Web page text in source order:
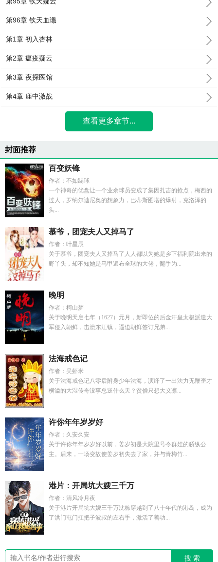
第96章 钦天血谶
第1章 初入杏林
第2章 瘟疫疑云
第3章 夜探医馆
第4章 庙中激战
查看更多章节...
封面推荐
百变妖锋
作者：不如踢球
一个神奇的优盘让一个业余球员变成了集因扎吉的抢点，梅西的
过人，罗纳尔迪尼奥的想象力，巴蒂斯图塔的爆射，克洛泽的
头...
慕爷，团宠夫人又掉马了
作者：叶星辰
关于慕爷，团宠夫人又掉马了人人都以为她是乡下福利院出来的
野丫头，却不知她是马甲遍布全球的大佬，翻手为...
晚明
作者：柯山梦
关于晚明天启七年（1627）元月，新即位的后金汗皇太极派遣大
军侵入朝鲜，击溃东江镇，逼迫朝鲜签订兄弟...
法海戒色记
作者：吴虾米
关于法海戒色记八零后附身少年法海，演绎了一出法力无鞭歪才
横溢的大湿传奇没事总逆什么天？贫僧只想大义凛...
许你年年岁岁好
作者：久安久安
关于许你年年岁岁好以前，姜岁初是大院里号令群娃的骄纵公
主。后来，一场变故使姜岁初失去了家，并与青梅竹...
港片：开局坑大嫂三千万
作者：清风冷月夜
关于港片开局坑大嫂三千万沈栋穿越到了八十年代的港岛，成为
了洪门屯门扛把子波叔的左右手，激活了善功...
搜 索